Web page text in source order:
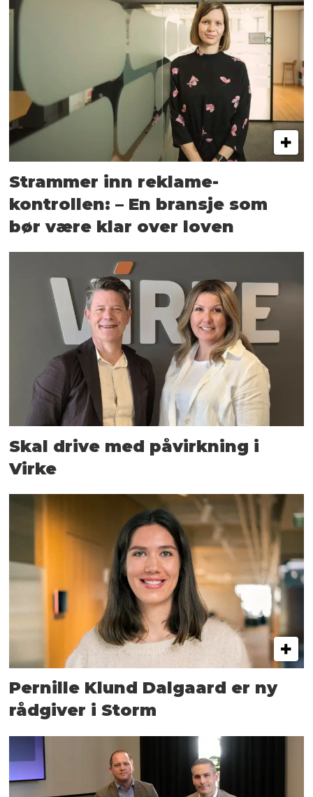
Strammer inn reklame-
kontrollen: – En bransje som
bør være klar over loven
Skal drive med påvirkning i
Virke
Pernille Klund Dalgaard er ny
rådgiver i Storm